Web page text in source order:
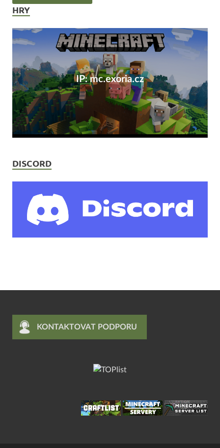
HRY
IP: mc.exoria.cz
DISCORD
KONTAKTOVAT PODPORU